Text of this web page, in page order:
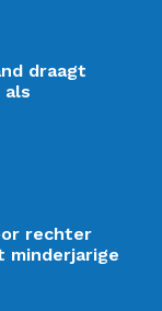
draagt
als
rechter
minderjarige